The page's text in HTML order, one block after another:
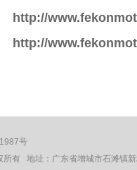
http://
http://
号
有 地址：广东省增城市石滩镇